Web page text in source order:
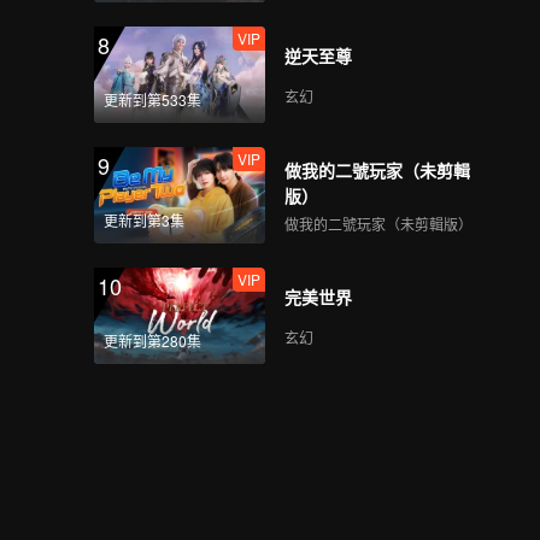
VIP
VIP
Ver.)
VIP
Ver.)
VIP
8
更新到第533集
VIP
逆天至尊
玄幻
9
更新到第3集
VIP
做我的二號玩家（未剪輯
版）
做我的二號玩家（未剪輯版）
10
更新到第280集
VIP
完美世界
玄幻